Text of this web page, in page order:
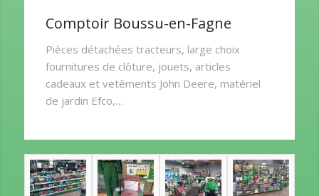
Comptoir Boussu-en-Fagne
Pièces détachées tracteurs, large choix
fournitures de clôture, jouets, articles
cadeaux et vetêments John Deere, matériel
de jardin Efco,…